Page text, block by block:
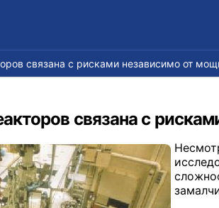
связана с рисками независимо от
связана с